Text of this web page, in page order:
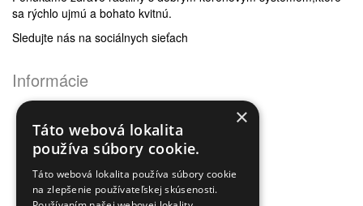
sa rýchlo ujmú a bohato kvitnú.
Sledujte nás na sociálnych sieťach
Informácie
Ochrana osobných údajov
Odstúpenie od zmluvy
Reklamačný poriadok
Doprava a platba
Newsletter - ochrana osobných údajov
×
Táto webová lokalita
používa súbory cookie.
Táto webová lokalita používa súbory cookie
na zlepšenie používateľskej skúsenosti.